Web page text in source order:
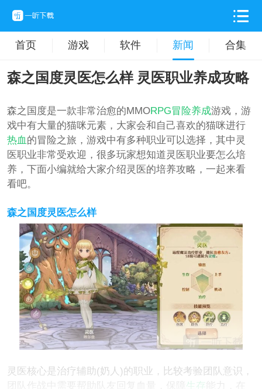
首页 游戏 软件 新闻 合集
森之国度灵医怎么样 灵医职业养成攻略
森之国度是一款非常治愈的MMORPG冒险养成游戏，游
戏中有大量的猫咪元素，大家会和自己喜欢的猫咪进行
热血 的冒险之旅，游戏中有多种职业可以选择，其中灵
医职业非常受欢迎，很多玩家想知道灵医职业要怎么培
养，下面小编就给大家介绍灵医的培养攻略，一起来看
看吧。
森之国度灵医怎么样
灵医核心是治疗辅助(奶人)的职业，比较考验团队意识，
生存